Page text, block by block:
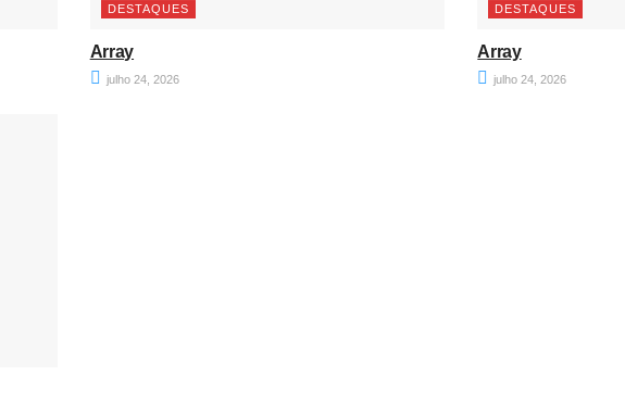
DESTAQUES
Array
julho 24, 2026
DESTAQUES
Array
julho 24, 2026